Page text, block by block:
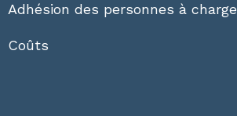
Adhésion des personnes à charge
Coûts